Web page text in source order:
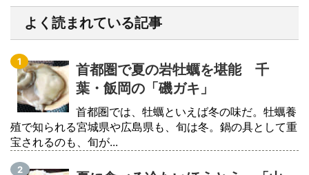
よく読まれている記事
首都圏で夏の岩牡蠣を堪能 千
葉・飯岡の「磯ガキ」
首都圏では、牡蠣といえば冬の味だ。牡蠣養
殖で知られる宮城県や広島県も、旬は冬。鍋の具として重
宝されるのも、旬が...